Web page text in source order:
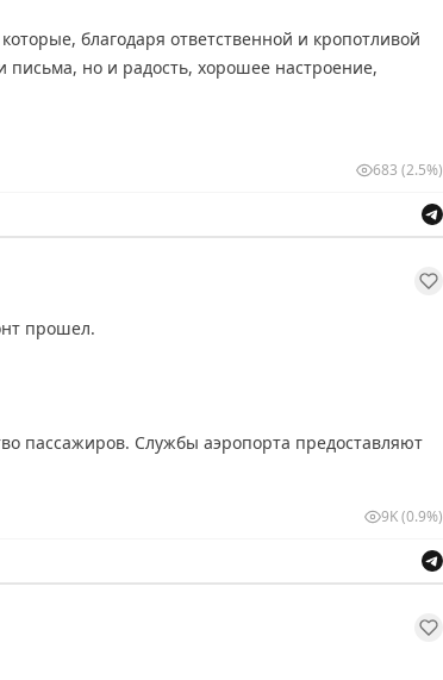
благодаря ответственной и кропотливой
683 (2.5%)
прошел.
пассажиров. Службы аэропорта предоставляют
них уже благополучно вернулись в Петербург💙
9K(0.9%)